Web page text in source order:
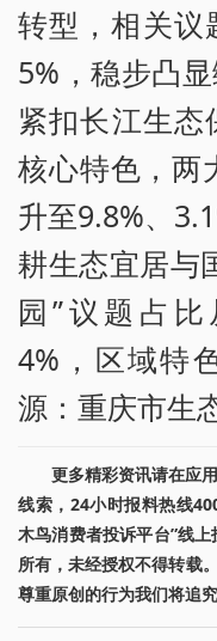
转型，相关议
5%，稳步凸
紧扣长江生
核心特色，两
升至9.8%、
耕生态宜居与
园”议题占
4%，区域特
源：重庆市生
更多精彩资讯请在应
线索，24小时报料热线
木鸟消费者投诉平台”线
所有，未经授权不得转载
尊重原创的行为我们将追究